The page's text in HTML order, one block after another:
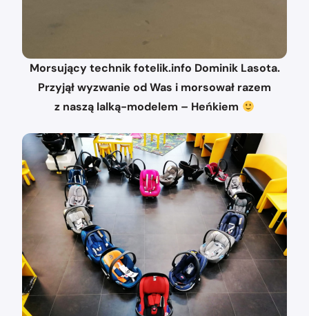
Morsujący technik fotelik.info Dominik Lasota.
Przyjął wyzwanie od Was i morsował razem
z naszą lalką-modelem – Heńkiem